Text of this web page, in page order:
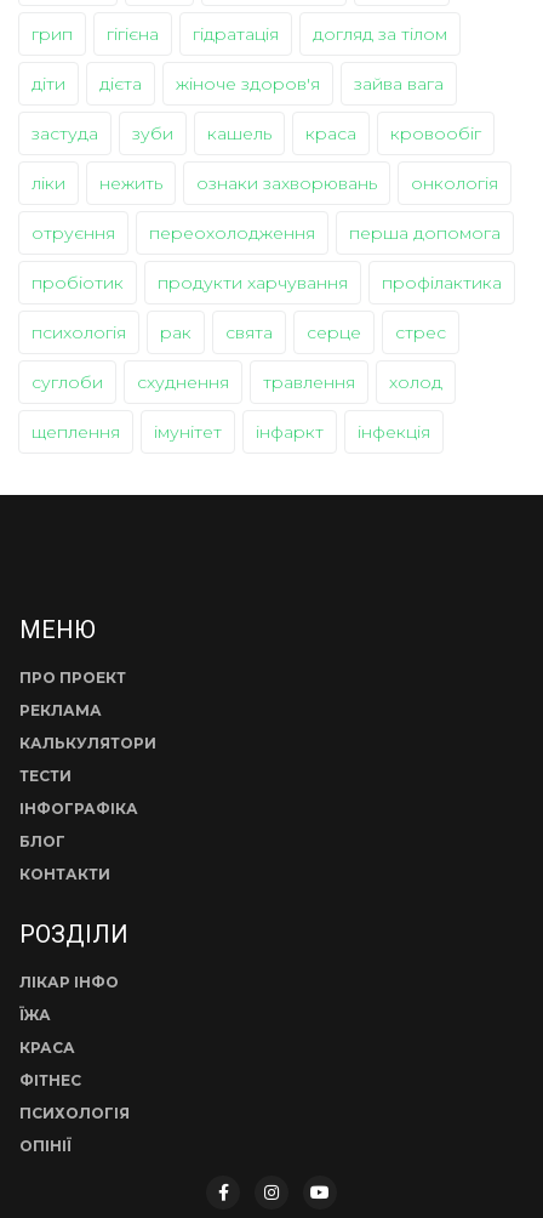
грип гігієна гідратація догляд за тілом
діти дієта жіноче здоров'я зайва вага
застуда зуби кашель краса кровообіг
ліки нежить ознаки захворювань онкологія
отруєння переохолодження перша допомога
пробіотик продукти харчування профілактика
психологія рак свята серце стрес
суглоби схуднення травлення холод
щеплення імунітет інфаркт інфекція
МЕНЮ
ПРО ПРОЕКТ
РЕКЛАМА
КАЛЬКУЛЯТОРИ
ТЕСТИ
ІНФОГРАФІКА
БЛОГ
КОНТАКТИ
РОЗДІЛИ
ЛІКАР ІНФО
ЇЖА
КРАСА
ФІТНЕС
ПСИХОЛОГІЯ
ОПІНІЇ